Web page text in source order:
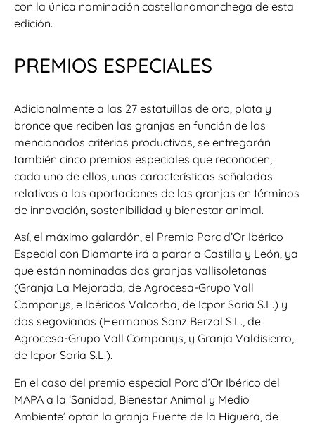
con la única nominación castellanomanchega de esta
edición.
PREMIOS ESPECIALES
Adicionalmente a las 27 estatuillas de oro, plata y
bronce que reciben las granjas en función de los
mencionados criterios productivos, se entregarán
también cinco premios especiales que reconocen,
cada uno de ellos, unas características señaladas
relativas a las aportaciones de las granjas en términos
de innovación, sostenibilidad y bienestar animal.
Así, el máximo galardón, el Premio Porc d’Or Ibérico
Especial con Diamante irá a parar a Castilla y León, ya
que están nominadas dos granjas vallisoletanas
(Granja La Mejorada, de Agrocesa-Grupo Vall
Companys, e Ibéricos Valcorba, de Icpor Soria S.L.) y
dos segovianas (Hermanos Sanz Berzal S.L., de
Agrocesa-Grupo Vall Companys, y Granja Valdisierro,
de Icpor Soria S.L.).
En el caso del premio especial Porc d’Or Ibérico del
MAPA a la ‘Sanidad, Bienestar Animal y Medio
Ambiente’ optan la granja Fuente de la Higuera, de